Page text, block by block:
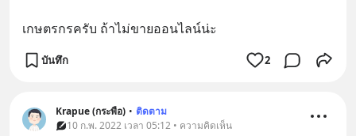
เกษตรกรครับ ถ้าไม่ขายออนไลน์น่ะ
บันทึก 2
Krapue (กระพือ) • ติดตาม
10 ก.พ. 2022 เวลา 05:12 • ความคิดเห็น